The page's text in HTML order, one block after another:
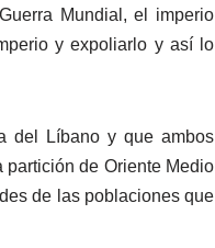
Mundial, el imperio
y expoliarlo y así lo
del Líbano y que ambos
de Oriente Medio
de las poblaciones que